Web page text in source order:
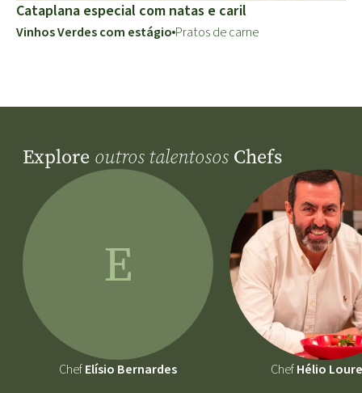
Cataplana especial com natas e caril
Vinhos Verdes com estágio Pratos de carne
Explore outros talentosos Chefs
E
ChefElísio Bernardes ChefHélio